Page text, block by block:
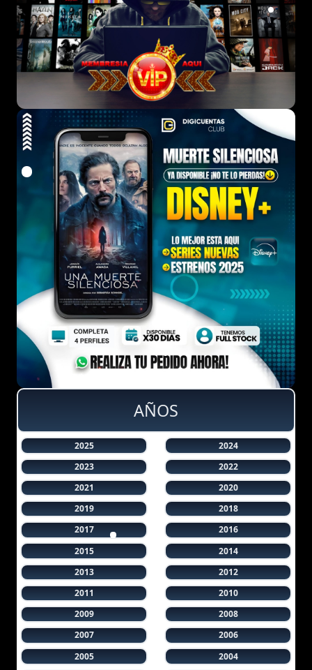
AÑOS
2025
2024
2023
2022
2021
2020
2019
2018
2017
2016
2015
2014
2013
2012
2011
2010
2009
2008
2007
2006
2005
2004